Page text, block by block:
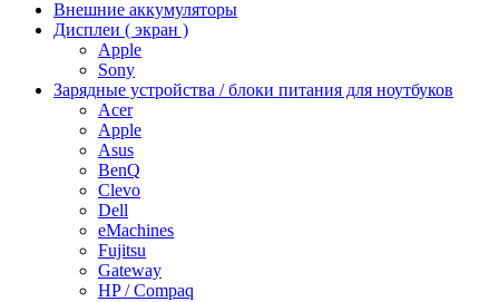
Внешние аккумуляторы
Дисплеи ( экран )
Apple
Sony
Зарядные устройства / блоки питания для ноутбуков
Acer
Apple
Asus
BenQ
Clevo
Dell
eMachines
Fujitsu
Gateway
HP / Compaq